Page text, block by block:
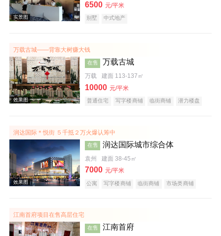
效果图
6500 元/平米
别墅 中式地产
万载古城——背靠大树赚大钱
在售 万载古城
万载 建面 113-137㎡
10000 元/平米
普通住宅 写字楼商铺 临街商铺 潜力楼盘
润达国际＊悦街 ５千抵２万火爆认筹中
在售 润达国际城市综合体
袁州 建面 38-45㎡
7000 元/平米
公寓 写字楼商铺 临街商铺
市场类商铺
江南首府项目在售高层住宅
在售 江南首府